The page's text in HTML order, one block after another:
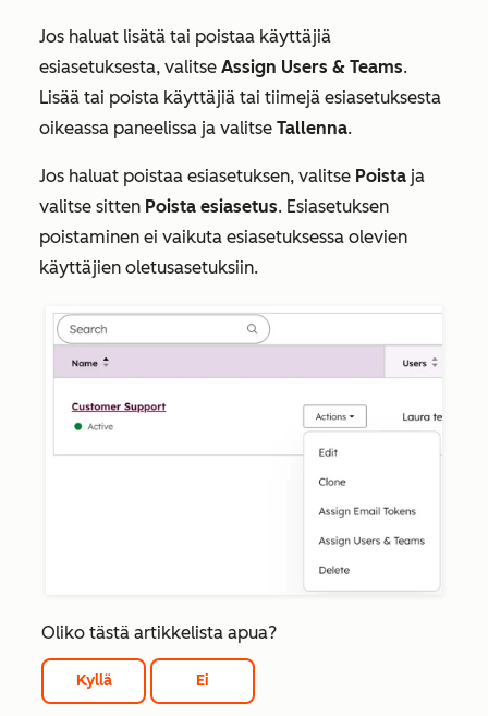
Jos haluat lisätä tai poistaa käyttäjiä
esiasetuksesta, valitse Assign Users & Teams.
Lisää tai poista käyttäjiä tai tiimejä esiasetuksesta
oikeassa paneelissa ja valitse Tallenna.
Jos haluat poistaa esiasetuksen, valitse Poista ja
valitse sitten Poista esiasetus. Esiasetuksen
poistaminen ei vaikuta esiasetuksessa olevien
käyttäjien oletusasetuksiin.
Oliko tästä artikkelista apua?
Kyllä Ei